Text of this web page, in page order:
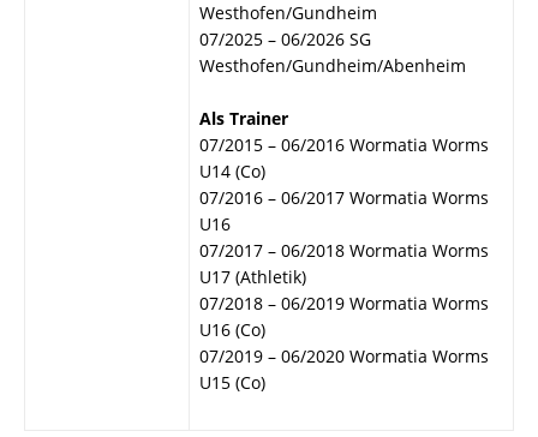
Westhofen/Gundheim
07/2025 – 06/2026 SG
Westhofen/Gundheim/Abenheim
Als Trainer
07/2015 – 06/2016 Wormatia Worms
U14 (Co)
07/2016 – 06/2017 Wormatia Worms
U16
07/2017 – 06/2018 Wormatia Worms
U17 (Athletik)
07/2018 – 06/2019 Wormatia Worms
U16 (Co)
07/2019 – 06/2020 Wormatia Worms
U15 (Co)